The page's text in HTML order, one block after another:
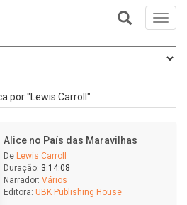
+
por "Lewis Carroll"
Alice no País das Maravilhas
De Lewis Carroll
Duração: 3:14:08
Narrador: Vários
Editora: UBK Publishing House